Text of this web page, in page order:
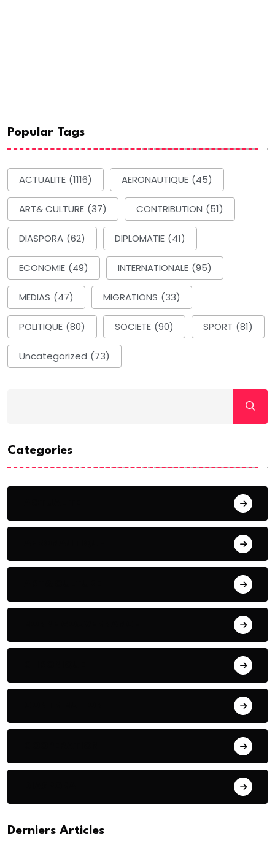
Popular Tags
ACTUALITE (1116) AERONAUTIQUE (45)
ART& CULTURE (37) CONTRIBUTION (51)
DIASPORA (62) DIPLOMATIE (41)
ECONOMIE (49) INTERNATIONALE (95)
MEDIAS (47) MIGRATIONS (33)
POLITIQUE (80) SOCIETE (90) SPORT (81)
Uncategorized (73)
Categories
Derniers Articles